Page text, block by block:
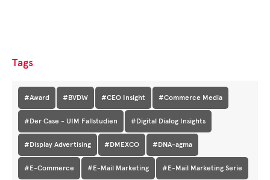
Tags
#Award #BVDW #CEO Insight #Commerce Media
#Der Case - UIM Fallstudien #Digital Dialog Insights
#Display Advertising #DMEXCO #DNA-agma
#E-Commerce #E-Mail Marketing #E-Mail Marketing Serie